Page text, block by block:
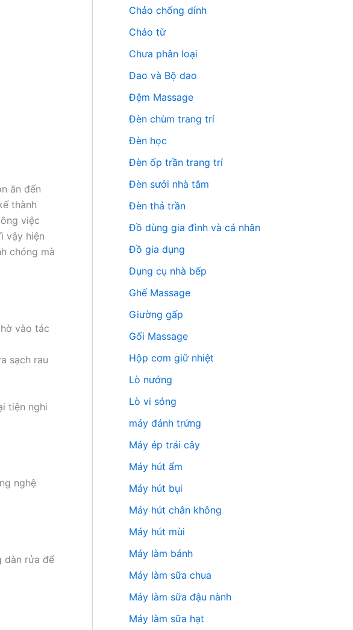
ăn đến
thành
việc
vậy hiện
chóng mà
vào tác
sạch rau
tiện nghi
nghệ
dàn rửa để
Chảo chống dính
Chảo từ
Chưa phân loại
Dao và Bộ dao
Đệm Massage
Đèn chùm trang trí
Đèn học
Đèn ốp trần trang trí
Đèn sưởi nhà tắm
Đèn thả trần
Đồ dùng gia đình và cá nhân
Đồ gia dụng
Dụng cụ nhà bếp
Ghế Massage
Giường gấp
Gối Massage
Hộp cơm giữ nhiệt
Lò nướng
Lò vi sóng
máy đánh trứng
Máy ép trái cây
Máy hút ẩm
Máy hút bụi
Máy hút chân không
Máy hút mùi
Máy làm bánh
Máy làm sữa chua
Máy làm sữa đậu nành
Máy làm sữa hạt